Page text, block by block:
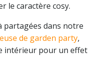
le caractère cosy.
partagées dans notre
de garden party,
intérieur pour un effet